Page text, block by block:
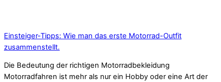
Einsteiger-Tipps: Wie man das erste Motorrad-Outfit
zusammenstellt.
Die Bedeutung der richtigen Motorradbekleidung
Motorradfahren ist mehr als nur ein Hobby oder eine Art der